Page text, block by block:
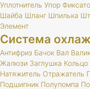
Уплотнитель Упор
Шайба Шланг Шпилька
Элемент
Система
Антифриз Бачок Вал
Жалюзи Заглушка Кольцо
Натяжитель Отражатель
Подшипник Полупомпа